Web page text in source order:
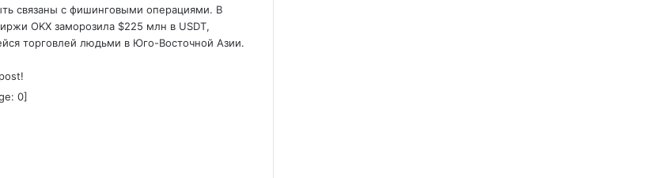
связаны с фишинговыми операциями. В
OKX заморозила $225 млн в USDT,
торговлей людьми в Юго-Восточной Азии.
0]